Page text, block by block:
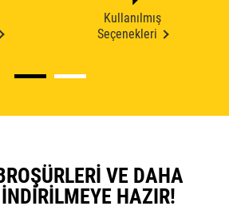
Kullanılmış
Seçenekleri
VE DAHA
HAZIR!